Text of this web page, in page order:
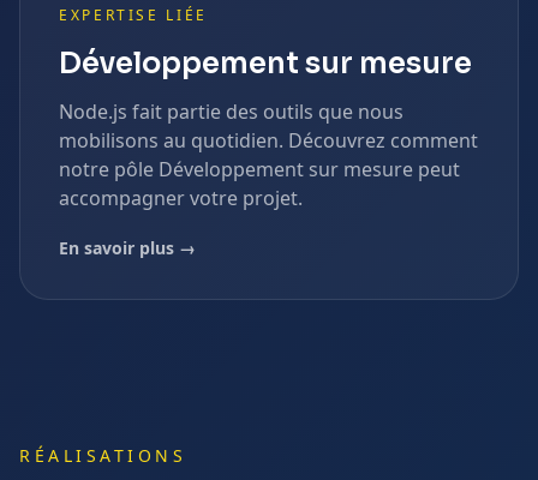
EXPERTISE LIÉE
Développement sur mesure
Node.js fait partie des outils que nous
mobilisons au quotidien. Découvrez comment
notre pôle Développement sur mesure peut
accompagner votre projet.
En savoir plus →
RÉALISATIONS